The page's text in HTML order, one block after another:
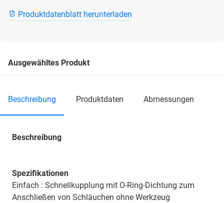
Produktdatenblatt herunterladen
Ausgewähltes Produkt
beschreibung produktdaten abmessungen
Beschreibung
Spezifikationen
Einfach : Schnellkupplung mit O-Ring-Dichtung zum
Anschließen von Schläuchen ohne Werkzeug